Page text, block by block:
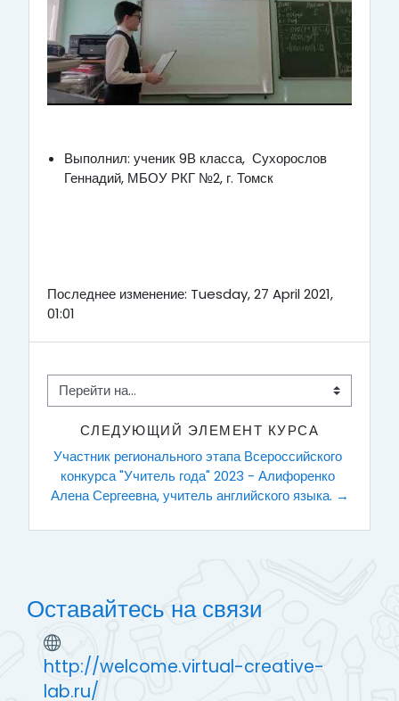
т
и
и
о
с
п
о
в
е
с
т
и
в
е
о
Выполнил: ученик 9В класса, Сухорослов
Геннадий, МБОУ РКГ №2, г. Томск
Последнее изменение: Tuesday, 27 April 2021,
01:01
Перейти на...
СЛЕДУЮЩИЙ ЭЛЕМЕНТ КУРСА
Участник регионального этапа Всероссийского
конкурса "Учитель года" 2023 - Алифоренко
Алена Сергеевна, учитель английского языка. →
Оставайтесь на связи
http://welcome.virtual-creative-
lab.ru/